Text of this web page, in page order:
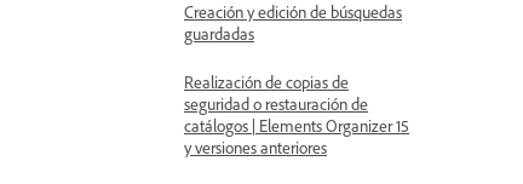
Creación y edición de búsquedas
guardadas
Realización de copias de
seguridad o restauración de
catálogos | Elements Organizer 15
y versiones anteriores